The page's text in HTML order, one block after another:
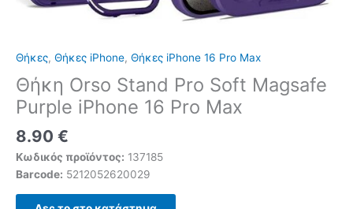
Θήκες, Θήκες iPhone, Θήκες iPhone 16 Pro Max
Θήκη Orso Stand Pro Soft Magsafe
Purple iPhone 16 Pro Max
8.90 €
Κωδικός προϊόντος: 137185
Barcode: 5212052620029